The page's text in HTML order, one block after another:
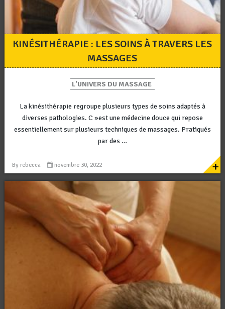
KINÉSITHÉRAPIE : LES SOINS À TRAVERS LES
MASSAGES
L'UNIVERS DU MASSAGE
La kinésithérapie regroupe plusieurs types de soins adaptés à
diverses pathologies. C »est une médecine douce qui repose
essentiellement sur plusieurs techniques de massages. Pratiqués
par des …
By rebecca novembre 30, 2022 +